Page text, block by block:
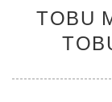
TOBU